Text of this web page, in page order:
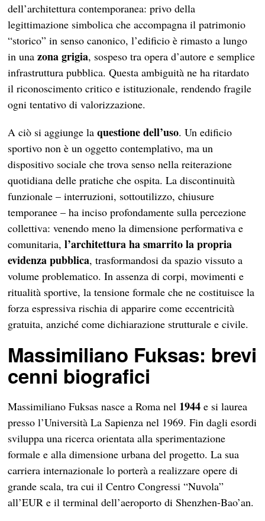
dell’architettura contemporanea: privo della
legittimazione simbolica che accompagna il patrimonio
“storico” in senso canonico, l’edificio è rimasto a lungo
in unazona grigia, sospeso tra opera d’autore e semplice
infrastruttura pubblica. Questa ambiguità ne ha ritardato
il riconoscimento critico e istituzionale, rendendo fragile
ogni tentativo di valorizzazione.
A ciò si aggiunge laquestione dell’uso. Un edificio
sportivo non è un oggetto contemplativo, ma un
dispositivo sociale che trova senso nella reiterazione
quotidiana delle pratiche che ospita. La discontinuità
funzionale – interruzioni, sottoutilizzo, chiusure
temporanee – ha inciso profondamente sulla percezione
collettiva: venendo meno la dimensione performativa e
comunitaria,l’architettura ha smarrito la propria
evidenza pubblica, trasformandosi da spazio vissuto a
volume problematico. In assenza di corpi, movimenti e
ritualità sportive, la tensione formale che ne costituisce la
forza espressiva rischia di apparire come eccentricità
gratuita, anziché come dichiarazione strutturale e civile.
Massimiliano Fuksas: brevi
cenni biografici
Massimiliano Fuksas nasce a Roma nel 1944 e si laurea
presso l’Università La Sapienza nel 1969. Fin dagli esordi
sviluppa una ricerca orientata alla sperimentazione
formale e alla dimensione urbana del progetto. La sua
carriera internazionale lo porterà a realizzare opere di
grande scala, tra cui il Centro Congressi “Nuvola”
all’EUR e il terminal dell’aeroporto di Shenzhen-Bao’an.